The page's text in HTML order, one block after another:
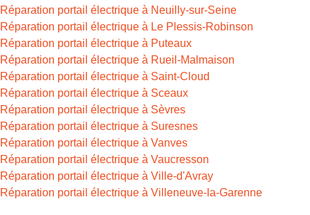
Réparation portail électrique à Neuilly-sur-Seine
Réparation portail électrique à Le Plessis-Robinson
Réparation portail électrique à Puteaux
Réparation portail électrique à Rueil-Malmaison
Réparation portail électrique à Saint-Cloud
Réparation portail électrique à Sceaux
Réparation portail électrique à Sèvres
Réparation portail électrique à Suresnes
Réparation portail électrique à Vanves
Réparation portail électrique à Vaucresson
Réparation portail électrique à Ville-d'Avray
Réparation portail électrique à Villeneuve-la-Garenne